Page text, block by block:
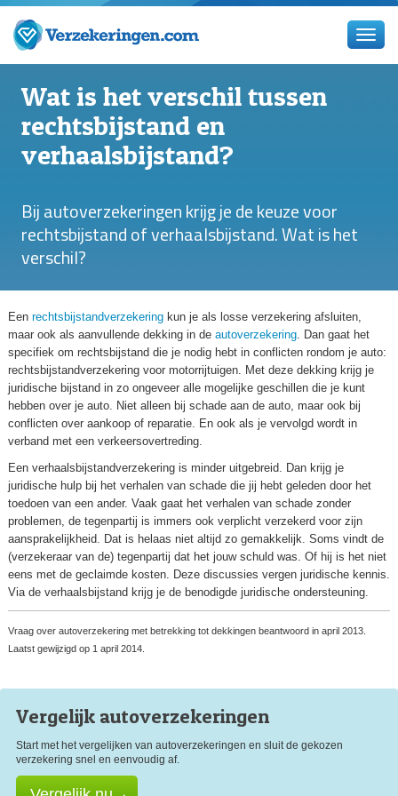
Wat is het verschil tussen
rechtsbijstand en
verhaalsbijstand?
Bij autoverzekeringen krijg je de keuze voor
rechtsbijstand of verhaalsbijstand. Wat is het
verschil?
Een rechtsbijstandverzekering kun je als losse verzekering afsluiten,
maar ook als aanvullende dekking in de autoverzekering. Dan gaat het
specifiek om rechtsbijstand die je nodig hebt in conflicten rondom je auto:
rechtsbijstandverzekering voor motorrijtuigen. Met deze dekking krijg je
juridische bijstand in zo ongeveer alle mogelijke geschillen die je kunt
hebben over je auto. Niet alleen bij schade aan de auto, maar ook bij
conflicten over aankoop of reparatie. En ook als je vervolgd wordt in
verband met een verkeersovertreding.
Een verhaalsbijstandverzekering is minder uitgebreid. Dan krijg je
juridische hulp bij het verhalen van schade die jij hebt geleden door het
toedoen van een ander. Vaak gaat het verhalen van schade zonder
problemen, de tegenpartij is immers ook verplicht verzekerd voor zijn
aansprakelijkheid. Dat is helaas niet altijd zo gemakkelijk. Soms vindt de
(verzekeraar van de) tegenpartij dat het jouw schuld was. Of hij is het niet
eens met de geclaimde kosten. Deze discussies vergen juridische kennis.
Via de verhaalsbijstand krijg je de benodigde juridische ondersteuning.
Vraag over autoverzekering met betrekking tot dekkingen beantwoord in april 2013.
Laatst gewijzigd op 1 april 2014.
Vergelijk autoverzekeringen
Start met het vergelijken van autoverzekeringen en sluit de gekozen
verzekering snel en eenvoudig af.